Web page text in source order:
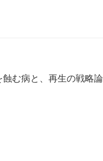
む病と、再生の戦略論